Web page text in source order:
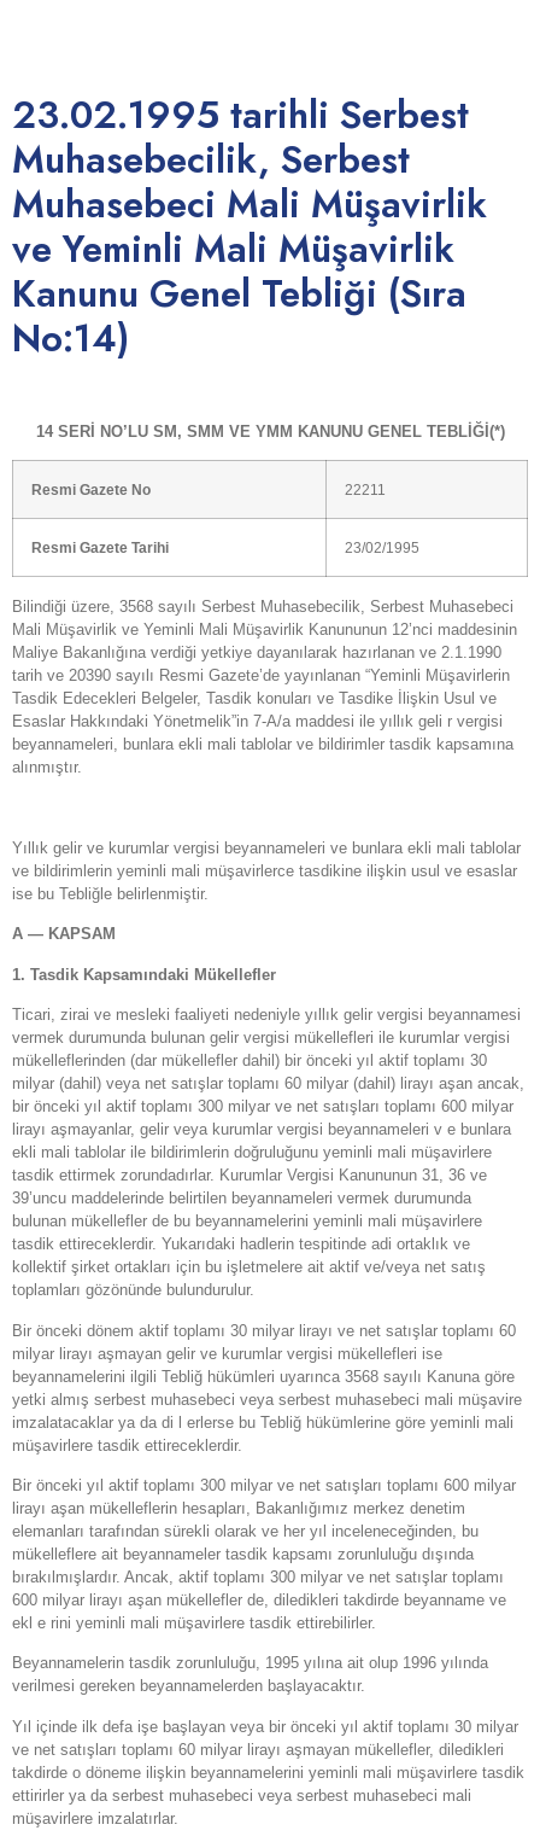
23.02.1995 tarihli Serbest
Muhasebecilik, Serbest
Muhasebeci Mali Müşavirlik
ve Yeminli Mali Müşavirlik
Kanunu Genel Tebliği (Sıra
No:14)
14 SERİ NO’LU SM, SMM VE YMM KANUNU GENEL TEBLİĞİ(*)
Resmi Gazete No 22211
Resmi Gazete Tarihi 23/02/1995
Bilindiği üzere, 3568 sayılı Serbest Muhasebecilik, Serbest Muhasebeci
Mali Müşavirlik ve Yeminli Mali Müşavirlik Kanununun 12’nci maddesinin
Maliye Bakanlığına verdiği yetkiye dayanılarak hazırlanan ve 2.1.1990
tarih ve 20390 sayılı Resmi Gazete’de yayınlanan “Yeminli Müşavirlerin
Tasdik Edecekleri Belgeler, Tasdik konuları ve Tasdike İlişkin Usul ve
Esaslar Hakkındaki Yönetmelik”in 7-A/a maddesi ile yıllık geli r vergisi
beyannameleri, bunlara ekli mali tablolar ve bildirimler tasdik kapsamına
alınmıştır.
Yıllık gelir ve kurumlar vergisi beyannameleri ve bunlara ekli mali tablolar
ve bildirimlerin yeminli mali müşavirlerce tasdikine ilişkin usul ve esaslar
ise bu Tebliğle belirlenmiştir.
A — KAPSAM
1. Tasdik Kapsamındaki Mükellefler
Ticari, zirai ve mesleki faaliyeti nedeniyle yıllık gelir vergisi beyannamesi
vermek durumunda bulunan gelir vergisi mükellefleri ile kurumlar vergisi
mükelleflerinden (dar mükellefler dahil) bir önceki yıl aktif toplamı 30
milyar (dahil) veya net satışlar toplamı 60 milyar (dahil) lirayı aşan ancak,
bir önceki yıl aktif toplamı 300 milyar ve net satışları toplamı 600 milyar
lirayı aşmayanlar, gelir veya kurumlar vergisi beyannameleri v e bunlara
ekli mali tablolar ile bildirimlerin doğruluğunu yeminli mali müşavirlere
tasdik ettirmek zorundadırlar. Kurumlar Vergisi Kanununun 31, 36 ve
39’uncu maddelerinde belirtilen beyannameleri vermek durumunda
bulunan mükellefler de bu beyannamelerini yeminli mali müşavirlere
tasdik ettireceklerdir. Yukarıdaki hadlerin tespitinde adi ortaklık ve
kollektif şirket ortakları için bu işletmelere ait aktif ve/veya net satış
toplamları gözönünde bulundurulur.
Bir önceki dönem aktif toplamı 30 milyar lirayı ve net satışlar toplamı 60
milyar lirayı aşmayan gelir ve kurumlar vergisi mükellefleri ise
beyannamelerini ilgili Tebliğ hükümleri uyarınca 3568 sayılı Kanuna göre
yetki almış serbest muhasebeci veya serbest muhasebeci mali müşavire
imzalatacaklar ya da di l erlerse bu Tebliğ hükümlerine göre yeminli mali
müşavirlere tasdik ettireceklerdir.
Bir önceki yıl aktif toplamı 300 milyar ve net satışları toplamı 600 milyar
lirayı aşan mükelleflerin hesapları, Bakanlığımız merkez denetim
elemanları tarafından sürekli olarak ve her yıl inceleneceğinden, bu
mükelleflere ait beyannameler tasdik kapsamı zorunluluğu dışında
bırakılmışlardır. Ancak, aktif toplamı 300 milyar ve net satışlar toplamı
600 milyar lirayı aşan mükellefler de, diledikleri takdirde beyanname ve
ekl e rini yeminli mali müşavirlere tasdik ettirebilirler.
Beyannamelerin tasdik zorunluluğu, 1995 yılına ait olup 1996 yılında
verilmesi gereken beyannamelerden başlayacaktır.
Yıl içinde ilk defa işe başlayan veya bir önceki yıl aktif toplamı 30 milyar
ve net satışları toplamı 60 milyar lirayı aşmayan mükellefler, diledikleri
takdirde o döneme ilişkin beyannamelerini yeminli mali müşavirlere tasdik
ettirirler ya da serbest muhasebeci veya serbest muhasebeci mali
müşavirlere imzalatırlar.